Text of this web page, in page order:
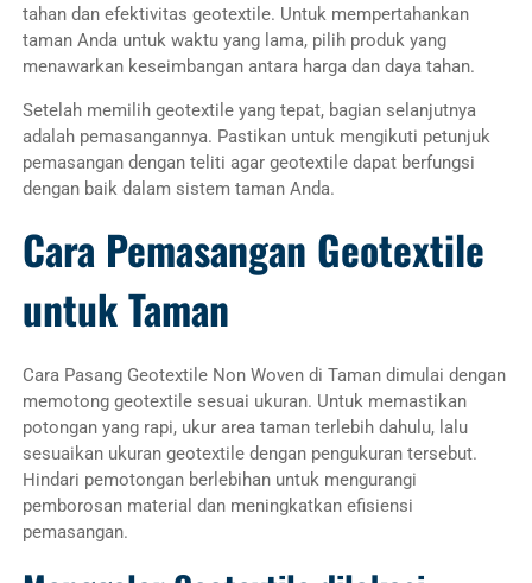
tahan dan efektivitas geotextile. Untuk mempertahankan
taman Anda untuk waktu yang lama, pilih produk yang
menawarkan keseimbangan antara harga dan daya tahan.
Setelah memilih geotextile yang tepat, bagian selanjutnya
adalah pemasangannya. Pastikan untuk mengikuti petunjuk
pemasangan dengan teliti agar geotextile dapat berfungsi
dengan baik dalam sistem taman Anda.
Cara Pemasangan Geotextile
untuk Taman
Cara Pasang Geotextile Non Woven di Taman dimulai dengan
memotong geotextile sesuai ukuran. Untuk memastikan
potongan yang rapi, ukur area taman terlebih dahulu, lalu
sesuaikan ukuran geotextile dengan pengukuran tersebut.
Hindari pemotongan berlebihan untuk mengurangi
pemborosan material dan meningkatkan efisiensi
pemasangan.